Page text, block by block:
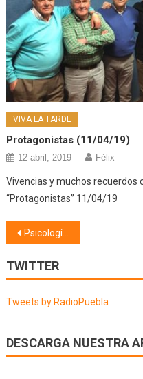
VIVA LA TARDE
Protagonistas (11/04/19)
12 abril, 2019 Félix
Vivencias y muchos recuerdos
“Protagonistas” 11/04/19
Navegación
de
entradas
Psicología (23/04/20)
TWITTER
Tweets by RadioPuebla
DESCARGA NUESTRA